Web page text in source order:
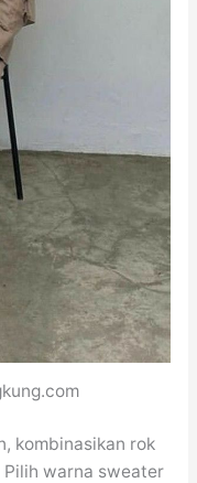
kombinasikan rok
warna sweater